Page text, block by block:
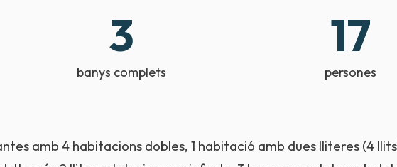
3
banys complets
17
persones
amb 4 habitacions dobles, 1 habitació amb dues lliteres (4